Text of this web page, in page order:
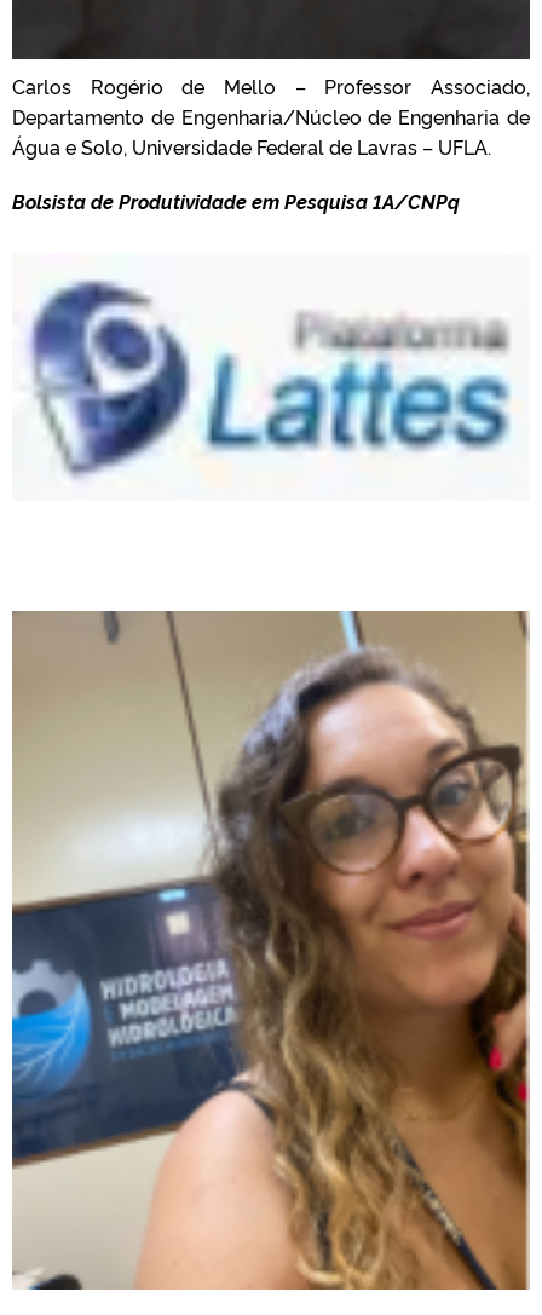
Carlos Rogério de Mello – Professor Associado,
Departamento de Engenharia/Núcleo de Engenharia de
Água e Solo, Universidade Federal de Lavras – UFLA.
Bolsista de Produtividade em Pesquisa 1A/CNPq